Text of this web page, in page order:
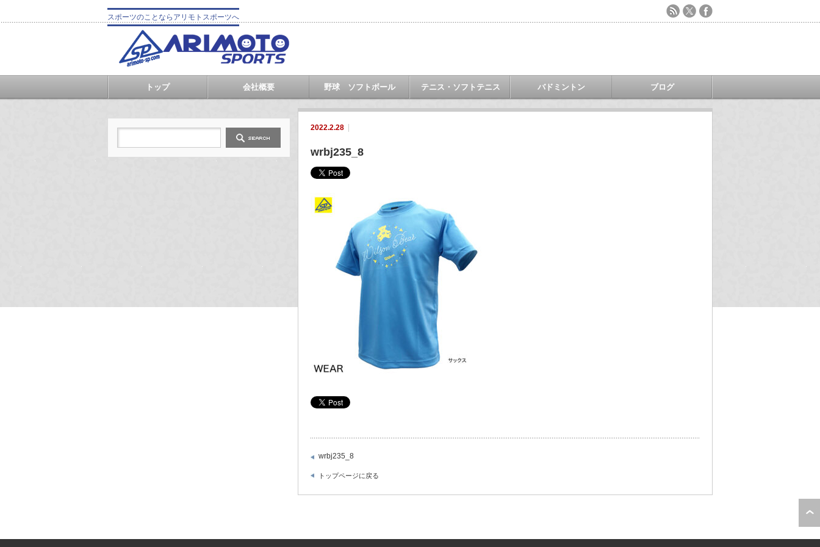
スポーツのことならアリモトスポーツへ
トップ 会社概要 野球 ソフトボール テニス・ソフトテニス バドミントン ブログ
2022.2.28
wrbj235_8
wrbj235_8
トップページに戻る